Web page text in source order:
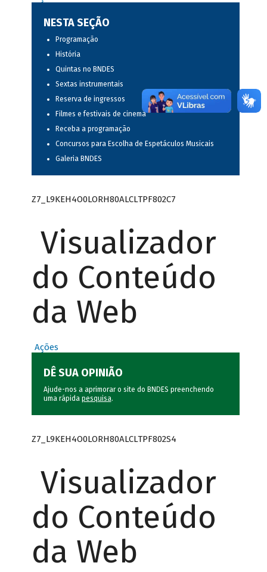
NESTA SEÇÃO
Programação
História
Quintas no BNDES
Sextas instrumentais
Reserva de ingressos
Filmes e festivais de cinema
Receba a programação
Concursos para Escolha de Espetáculos Musicais
Galeria BNDES
Z7_L9KEH4O0LORH80ALCLTPF802C7
Visualizador
do Conteúdo
da Web
Ações
DÊ SUA OPINIÃO
Ajude-nos a aprimorar o site do BNDES preenchendo
uma rápida pesquisa.
Z7_L9KEH4O0LORH80ALCLTPF802S4
Visualizador
do Conteúdo
da Web